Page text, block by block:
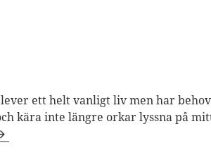
ett helt vanligt liv men har behov
kära inte längre orkar lyssna på